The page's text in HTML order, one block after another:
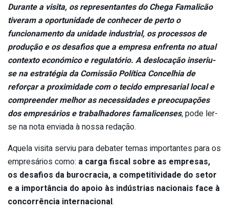
Durante a visita, os representantes do Chega Famalicão
tiveram a oportunidade de conhecer de perto o
funcionamento da unidade industrial, os processos de
produção e os desafios que a empresa enfrenta no atual
contexto económico e regulatório. A deslocação inseriu-
se na estratégia da Comissão Política Concelhia de
reforçar a proximidade com o tecido empresarial local e
compreender melhor as necessidades e preocupações
dos empresários e trabalhadores famalicenses,pode ler-
se na nota enviada à nossa redação.
Aquela visita serviu para debater temas importantes para os
empresários como: a carga fiscal sobre as empresas,
os desafios da burocracia, a competitividade do setor
e a importância do apoio às indústrias nacionais face à
concorrência internacional.